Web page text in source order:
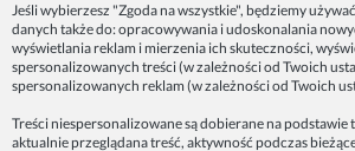
ZAINSPIRUJ SIĘ!
Dane firmy:
Spoko Motyw,
Jeśli wybierzesz "Zgoda na wszystkie", będziemy
danych także do: opracowywania i udoskonalania
wyświetlania reklam i mierzenia ich skuteczności,
spersonalizowanych treści (w zależności od Twoich
spersonalizowanych reklam (w zależności od Twoich
Treści niespersonalizowane są dobierane na
aktualnie przeglądana treść, aktywność podczas